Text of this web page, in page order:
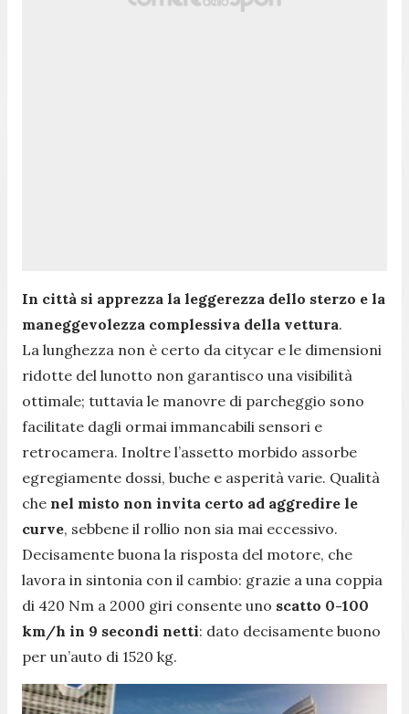
In città si apprezza la leggerezza dello sterzo e la
maneggevolezza complessiva della vettura.
La lunghezza non è certo da citycar e le dimensioni
ridotte del lunotto non garantisco una visibilità
ottimale; tuttavia le manovre di parcheggio sono
facilitate dagli ormai immancabili sensori e
retrocamera. Inoltre l’assetto morbido assorbe
egregiamente dossi, buche e asperità varie. Qualità
che nel misto non invita certo ad aggredire le
curve, sebbene il rollio non sia mai eccessivo.
Decisamente buona la risposta del motore, che
lavora in sintonia con il cambio: grazie a una coppia
di 420 Nm a 2000 giri consente uno scatto 0-100
km/h in 9 secondi netti: dato decisamente buono
per un’auto di 1520 kg.